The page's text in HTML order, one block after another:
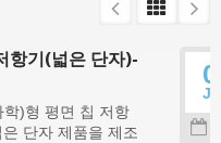
항기(넓은 단자)-
)형 평면 칩 저항
단자 제품을 제조